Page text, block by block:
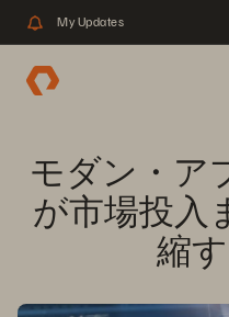
My Updates
モダン・ア
が市場投入
縮